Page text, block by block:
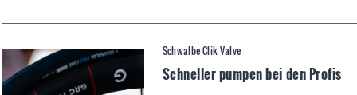
Schwalbe Clik Valve
Schneller pumpen bei den Profis